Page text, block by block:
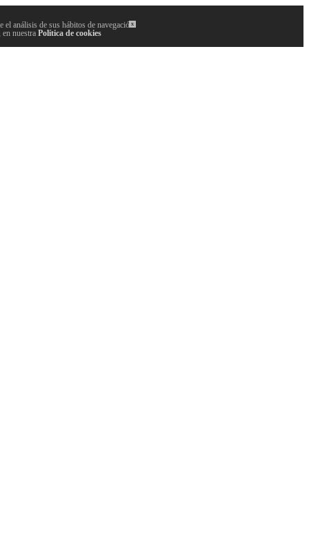
x
análisis de sus hábitos de navegación.
nuestra Política de cookies